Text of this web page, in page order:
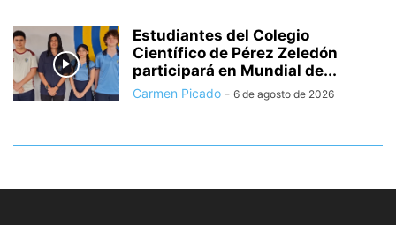
Estudiantes del Colegio
Científico de Pérez Zeledón
participará en Mundial de...
Carmen Picado - 6 de agosto de 2026